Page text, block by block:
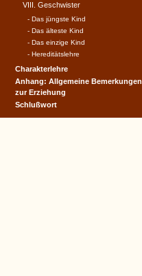
VIII. Geschwister
- Das jüngste Kind
- Das älteste Kind
- Das einzige Kind
- Hereditätslehre
Charakterlehre
Anhang: Allgemeine Bemerkungen
zur Erziehung
Schlußwort